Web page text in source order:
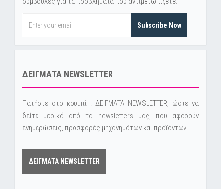
Subscribe Now
ΔΕΙΓΜΑΤΑ NEWSLETTER
Πατήστε στο κουμπί : ΔΕΙΓΜΑΤΑ NEWSLETTER, ώστε να
δείτε μερικά από τα newsletters μας, που αφορούν
ενημερώσεις, προσφορές μηχανημάτων και προϊόντων.
ΔΕΙΓΜΑΤΑ NEWSLETTER